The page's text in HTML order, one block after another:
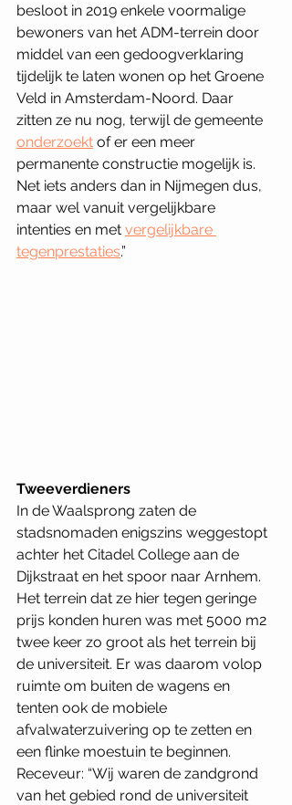
besloot in 2019 enkele voormalige
bewoners van het ADM-terrein door
middel van een gedoogverklaring
tijdelijk te laten wonen op het Groene
Veld in Amsterdam-Noord. Daar
zitten ze nu nog, terwijl de gemeente
onderzoekt of er een meer
permanente constructie mogelijk is.
Net iets anders dan in Nijmegen dus,
maar wel vanuit vergelijkbare
intenties en met vergelijkbare
tegenprestaties.”
Tweeverdieners
In de Waalsprong zaten de
stadsnomaden enigszins weggestopt
achter het Citadel College aan de
Dijkstraat en het spoor naar Arnhem.
Het terrein dat ze hier tegen geringe
prijs konden huren was met 5000 m2
twee keer zo groot als het terrein bij
de universiteit. Er was daarom volop
ruimte om buiten de wagens en
tenten ook de mobiele
afvalwaterzuivering op te zetten en
een flinke moestuin te beginnen.
Receveur: “Wij waren de zandgrond
van het gebied rond de universiteit